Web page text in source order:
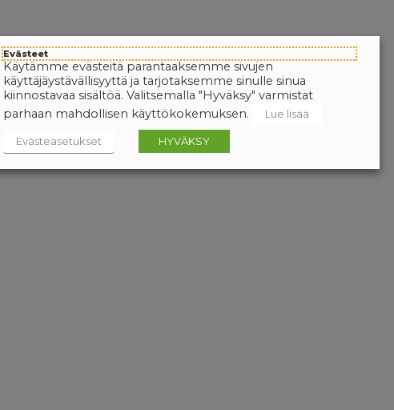
Evästeet
Käytämme evästeitä parantaaksemme sivujen
käyttäjäystävällisyyttä ja tarjotaksemme sinulle sinua
kiinnostavaa sisältöä. Valitsemalla "Hyväksy" varmistat
parhaan mahdollisen käyttökokemuksen.
Lue lisää
Evästeasetukset HYVÄKSY